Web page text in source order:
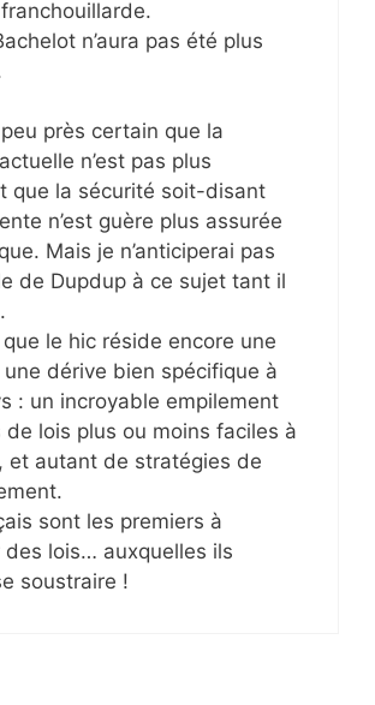
n’aura pas été plus
près certain que la
n’est pas plus
que la sécurité soit-disant
n’est guère plus assurée
Mais je n’anticiperai pas
de Dupdup à ce sujet tant il
le hic réside encore une
dérive bien spécifique à
: un incroyable empilement
lois plus ou moins faciles à
et autant de stratégies de
sont les premiers à
des lois… auxquelles ils
soustraire !